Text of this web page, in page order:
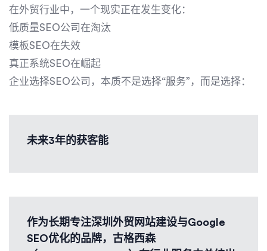
在外贸行业中，一个现实正在发生变化：
低质量SEO公司在淘汰
模板SEO在失效
真正系统SEO在崛起
企业选择SEO公司，本质不是选择“服务”，而是选择：
未来3年的获客能
作为长期专注深圳外贸网站建设与Google
SEO优化的品牌，古格西森